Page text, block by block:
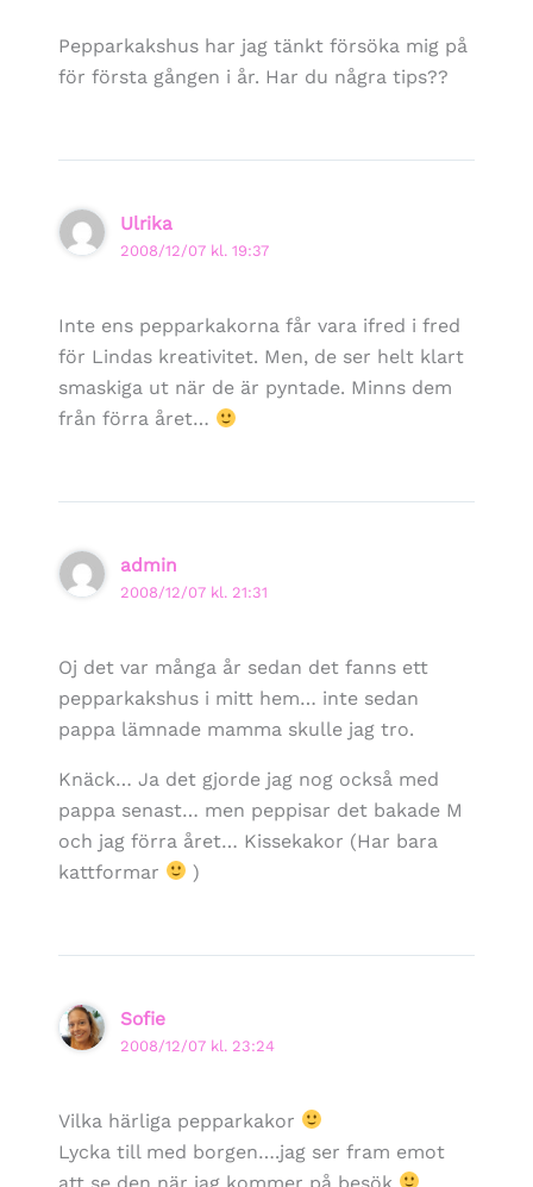
Pepparkakshus har jag tänkt försöka mig på
för första gången i år. Har du några tips??
Ulrika
2008/12/07 kl. 19:37
Inte ens pepparkakorna får vara ifred i fred
för Lindas kreativitet. Men, de ser helt klart
smaskiga ut när de är pyntade. Minns dem
från förra året…
admin
2008/12/07 kl. 21:31
Oj det var många år sedan det fanns ett
pepparkakshus i mitt hem… inte sedan
pappa lämnade mamma skulle jag tro.
Knäck… Ja det gjorde jag nog också med
pappa senast… men peppisar det bakade M
och jag förra året… Kissekakor (Har bara
kattformar
)
Sofie
2008/12/07 kl. 23:24
Vilka härliga pepparkakor
Lycka till med borgen….jag ser fram emot
att se den när jag kommer på besök